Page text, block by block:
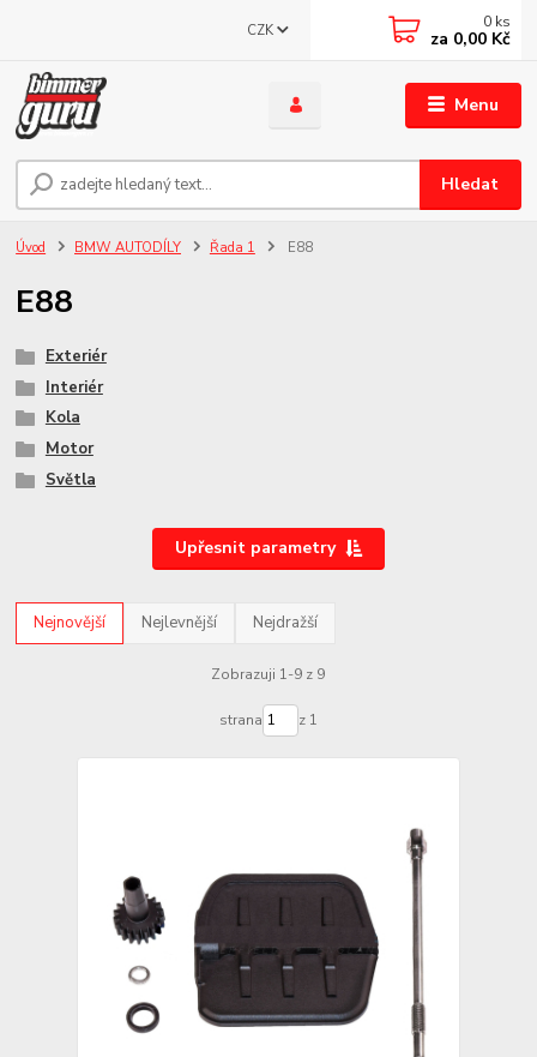
Menu
CZK
Hledat
0 ks
za 0,00 Kč
Úvod BMW AUTODÍLY Řada 1 E88
E88
Exteriér
Interiér
Kola
Motor
Světla
Upřesnit parametry
Nejnovější Nejlevnější Nejdražší
Zobrazuji 1-9 z 9
strana z 1